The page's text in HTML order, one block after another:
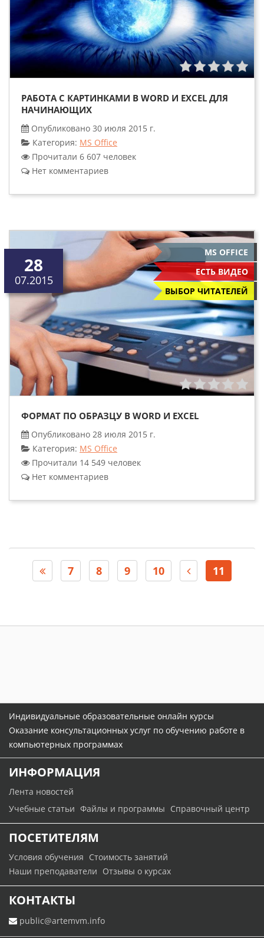
РАБОТА С КАРТИНКАМИ В WORD И EXCEL ДЛЯ
НАЧИНАЮЩИХ
Опубликовано 30 июля 2015 г.
Категория: MS Office
Прочитали 6 607 человек
Нет комментариев
28
07.2015
MS OFFICE
ЕСТЬ ВИДЕО
ВЫБОР ЧИТАТЕЛЕЙ
ФОРМАТ ПО ОБРАЗЦУ В WORD И EXCEL
Опубликовано 28 июля 2015 г.
Категория: MS Office
Прочитали 14 549 человек
Нет комментариев
7 8 9 10 11
Индивидуальные образовательные онлайн курсы
Оказание консультационных услуг по обучению работе в
компьютерных программах
ИНФОРМАЦИЯ
Лента новостей
Учебные статьи Файлы и программы Справочный центр
ПОСЕТИТЕЛЯМ
Условия обучения Стоимость занятий
Наши преподаватели Отзывы о курсах
КОНТАКТЫ
public@artemvm.info